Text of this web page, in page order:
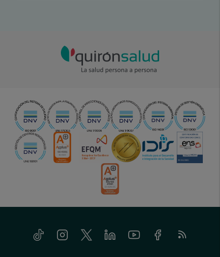
Tiktok InstagramTwitter LinkedinYoutube FacebookFeed
RSS